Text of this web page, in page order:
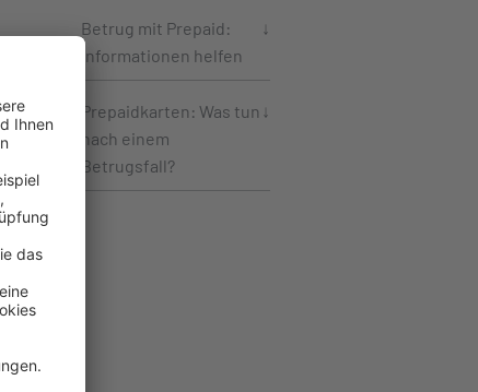
Betrug mit Prepaid:
Informationen helfen
Prepaidkarten: Was tun
nach einem
Betrugsfall?